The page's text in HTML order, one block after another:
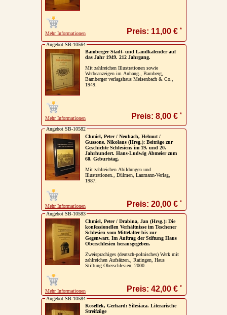
Mehr Informationen Preis: 11,00 € *
Angebot SB-10564
Bamberger Stadt- und Landkalender auf
das Jahr 1949. 212 Jahrgang.
Mit zahlreichen Illustrationen sowie
Werbeanzeigen im Anhang., Bamberg,
Bamberger verlagshaus Meisenbach & Co.,
1949.
Mehr Informationen Preis: 8,00 € *
Angebot SB-10582
Chmiel, Peter / Neubach, Helmut /
Gussone, Nikolaus (Hrsg.): Beiträge zur
Geschichte Schlesiens im 19. und 20.
Jahrhundert. Hans-Ludwig Abmeier zum
60. Geburtstag.
Mit zahlreichen Abildungen und
Illustrationen., Dülmen, Laumann-Verlag,
1987.
Mehr Informationen Preis: 20,00 € *
Angebot SB-10583
Chmiel, Peter / Drabina, Jan (Hrsg.): Die
konfessionellen Verhältnisse im Teschener
Schlesien vom Mittelalter bis zur
Gegenwart. Im Auftrag der Stiftung Haus
Oberschlesien herausgegeben.
Zweisprachiges (deutsch-polnisches) Werk mit
zahlreichen Aufsätzen., Ratingen, Haus
Stiftung Oberschlesien, 2000.
Mehr Informationen Preis: 42,00 € *
Angebot SB-10584
Kosellek, Gerhard: Silesiaca. Literarische
Streifzüge